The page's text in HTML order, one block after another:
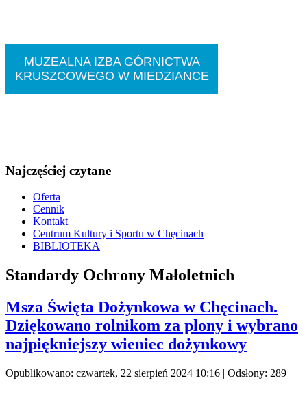
MUZEALNA IZBA GÓRNICTWA
KRUSZCOWEGO W MIEDZIANCE
Najczęściej czytane
Oferta
Cennik
Kontakt
Centrum Kultury i Sportu w Chęcinach
BIBLIOTEKA
Standardy Ochrony Małoletnich
Msza Święta Dożynkowa w Chęcinach.
Dziękowano rolnikom za plony i wybrano
najpiękniejszy wieniec dożynkowy
Opublikowano: czwartek, 22 sierpień 2024 10:16 | Odsłony: 289